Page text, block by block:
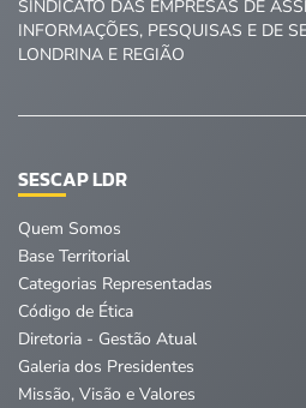
SINDICATO DAS EMPRESAS DE
INFORMAÇÕES, PESQUISAS E DE
LONDRINA E REGIÃO
SESCAP LDR
Quem Somos
Base Territorial
Categorias Representadas
Código de Ética
Diretoria - Gestão Atual
Galeria dos Presidentes
Missão, Visão e Valores